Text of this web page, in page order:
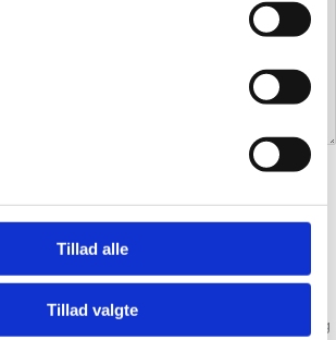
Tillad alle
Tillad valgte
og websted i denne browser til næste gang jeg